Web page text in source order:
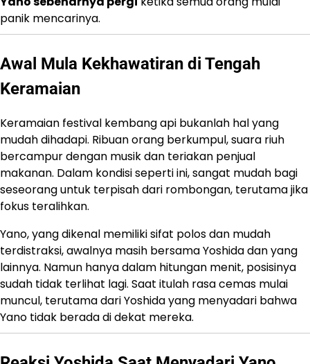
panik mencarinya.
Awal Mula Kekhawatiran di Tengah
Keramaian
Keramaian festival kembang api bukanlah hal yang
mudah dihadapi. Ribuan orang berkumpul, suara riuh
bercampur dengan musik dan teriakan penjual
makanan. Dalam kondisi seperti ini, sangat mudah bagi
seseorang untuk terpisah dari rombongan, terutama jika
fokus teralihkan.
Yano, yang dikenal memiliki sifat polos dan mudah
terdistraksi, awalnya masih bersama Yoshida dan yang
lainnya. Namun hanya dalam hitungan menit, posisinya
sudah tidak terlihat lagi. Saat itulah rasa cemas mulai
muncul, terutama dari Yoshida yang menyadari bahwa
Yano tidak berada di dekat mereka.